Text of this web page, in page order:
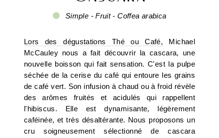
Simple - Fruit - Coffea arabica
Lors des dégustations Thé ou Café, Michael
McCauley nous a fait découvrir la cascara, une
nouvelle boisson qui fait sensation. C'est la pulpe
séchée de la cerise du café qui entoure les grains
de café vert. Son infusion à chaud ou à froid révèle
des arômes fruités et acidulés qui rappellent
l'hibiscus. Elle est dynamisante, légèrement
caféinée, et très désaltérante. Nous proposons un
cru soigneusement sélectionné de cascara